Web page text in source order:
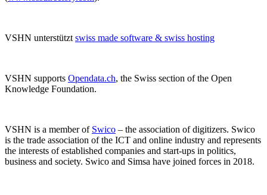
VSHN unterstützt swiss made software & swiss hosting
VSHN supports Opendata.ch, the Swiss section of the Open
Knowledge Foundation.
VSHN is a member of Swico – the association of digitizers. Swico
is the trade association of the ICT and online industry and represents
the interests of established companies and start-ups in politics,
business and society. Swico and Simsa have joined forces in 2018.